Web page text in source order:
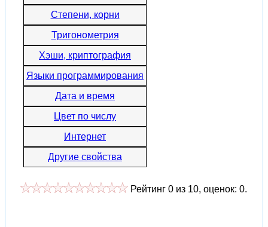
Степени, корни
Тригонометрия
Хэши, криптография
Языки программирования
Дата и время
Цвет по числу
Интернет
Другие свойства
Рейтинг 0 из 10, оценок: 0.